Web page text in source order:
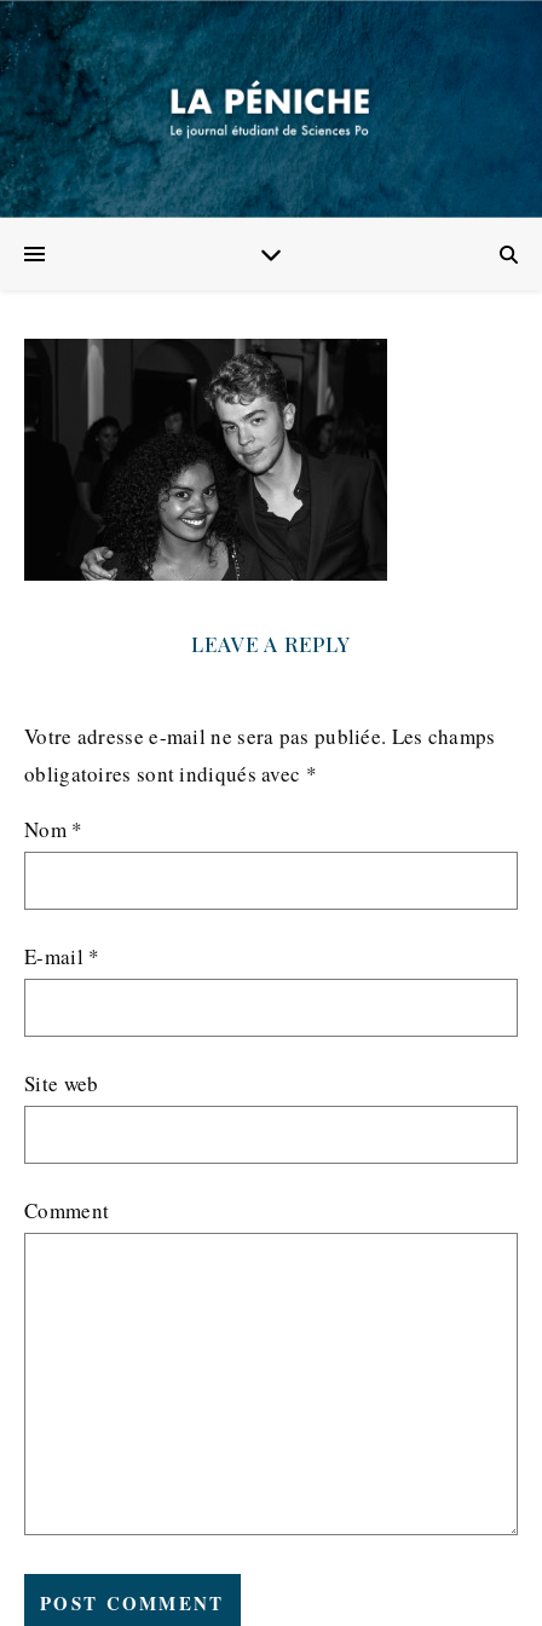
LEAVE A REPLY
Votre adresse e-mail ne sera pas publiée. Les champs
obligatoires sont indiqués avec *
Nom *
E-mail *
Site web
Comment